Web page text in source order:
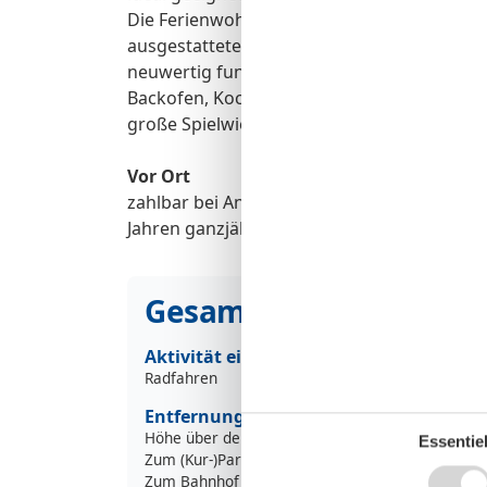
Die Ferienwohnung liegt im Erdgeschoß
ausgestatteter Küche, Schlafzimmer und
neuwertig funktional und qualitativ
Backofen, Kochfeld, Geschirrspüler,
große Spielwiese.
Vor Ort
zahlbar bei Anreise pro Tag: 1.4-31.10: 3,65
Jahren ganzjährig frei
Gesamte Ausstattung
Aktivität einrichtungen
Radfahren
Entfernungen
Höhe über dem Meeresspiegel
Zum (Kur-)Park/Wald
Zum Bahnhof